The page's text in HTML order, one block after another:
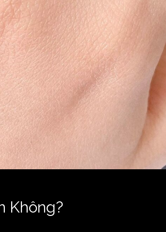
Không?